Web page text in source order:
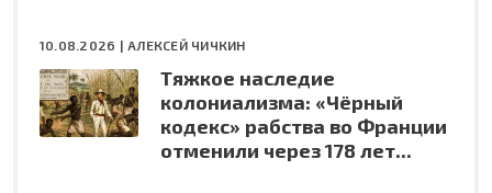
10.08.2026 |АЛЕКСЕЙ ЧИЧКИН
Тяжкое наследие
колониализма: «Чёрный
кодекс» рабства во Франции
отменили через 178 лет...